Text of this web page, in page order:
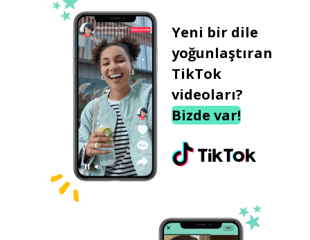
Yeni bir dile
yoğunlaştıran
TikTok
videoları?
Bizde var!